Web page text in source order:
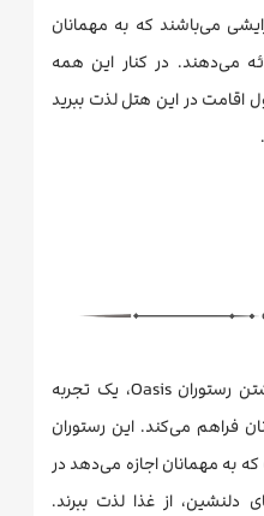
می‌باشند که به مهمانان
می‌دهند. در کنار این همه
اقامت در این هتل لذت ببرید
هتل رویال کانتیننتال دبی با داشتن رستوران Oasis، یک تجربه
فراهم می‌کند. این رستوران
به مهمانان اجازه می‌دهد در
دلنشین، از غذا لذت ببرند.